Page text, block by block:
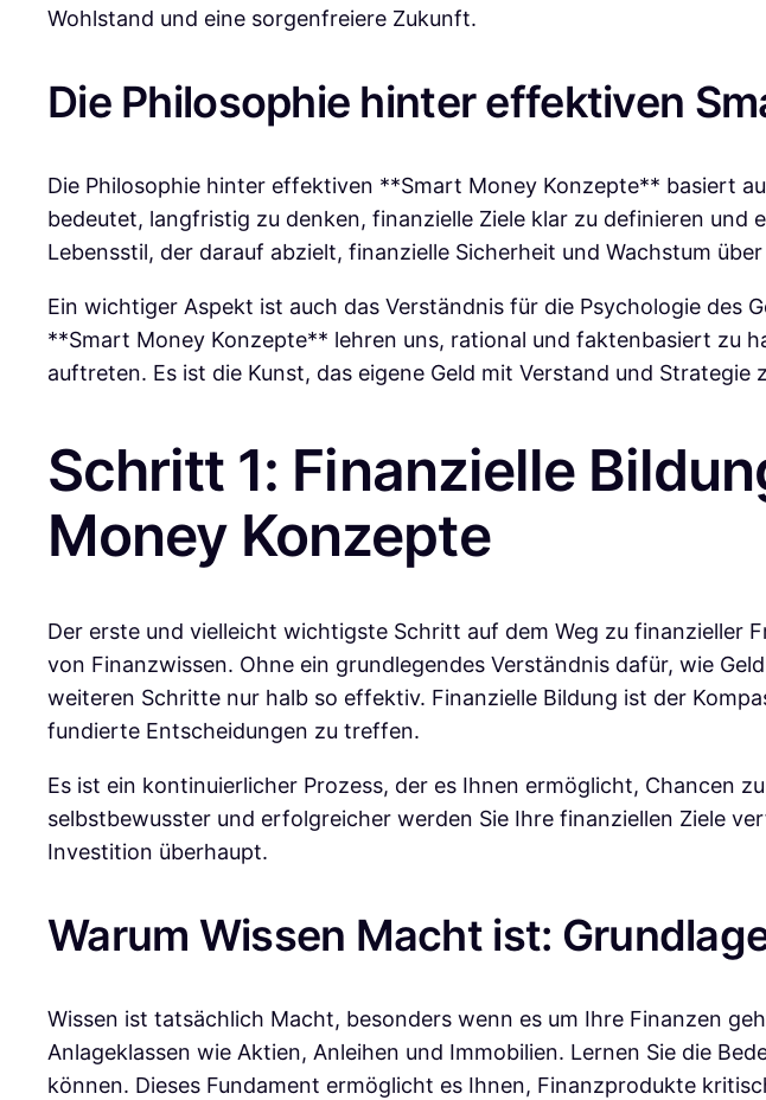
Wohlstand und eine sorgenfreiere Zukunft.
Die Philosophie hinter effektiven
Die Philosophie hinter effektiven **Smart Money Konzepte** basiert
bedeutet, langfristig zu denken, finanzielle Ziele klar zu definieren und
Lebensstil, der darauf abzielt, finanzielle Sicherheit und Wachstum
Ein wichtiger Aspekt ist auch das Verständnis für die Psychologie des
**Smart Money Konzepte** lehren uns, rational und faktenbasiert zu
auftreten. Es ist die Kunst, das eigene Geld mit Verstand und Strategie
Schritt 1: Finanzielle
Money Konzepte
Der erste und vielleicht wichtigste Schritt auf dem Weg zu
von Finanzwissen. Ohne ein grundlegendes Verständnis dafür, wie
weiteren Schritte nur halb so effektiv. Finanzielle Bildung ist der
fundierte Entscheidungen zu treffen.
Es ist ein kontinuierlicher Prozess, der es Ihnen ermöglicht, Chancen
selbstbewusster und erfolgreicher werden Sie Ihre finanziellen Ziele
Investition überhaupt.
Warum Wissen Macht ist:
Wissen ist tatsächlich Macht, besonders wenn es um Ihre Finanzen
Anlageklassen wie Aktien, Anleihen und Immobilien. Lernen Sie die
können. Dieses Fundament ermöglicht es Ihnen, Finanzprodukte